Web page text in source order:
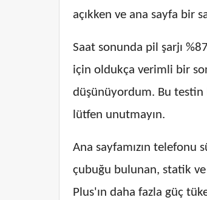
açıkken ve ana sayfa bir
Saat sonunda pil şarjı
için oldukça verimli bir
düşünüyordum. Bu
lütfen unutmayın.
Ana sayfamızın
çubuğu bulunan, statik
Plus'ın daha fazla güç